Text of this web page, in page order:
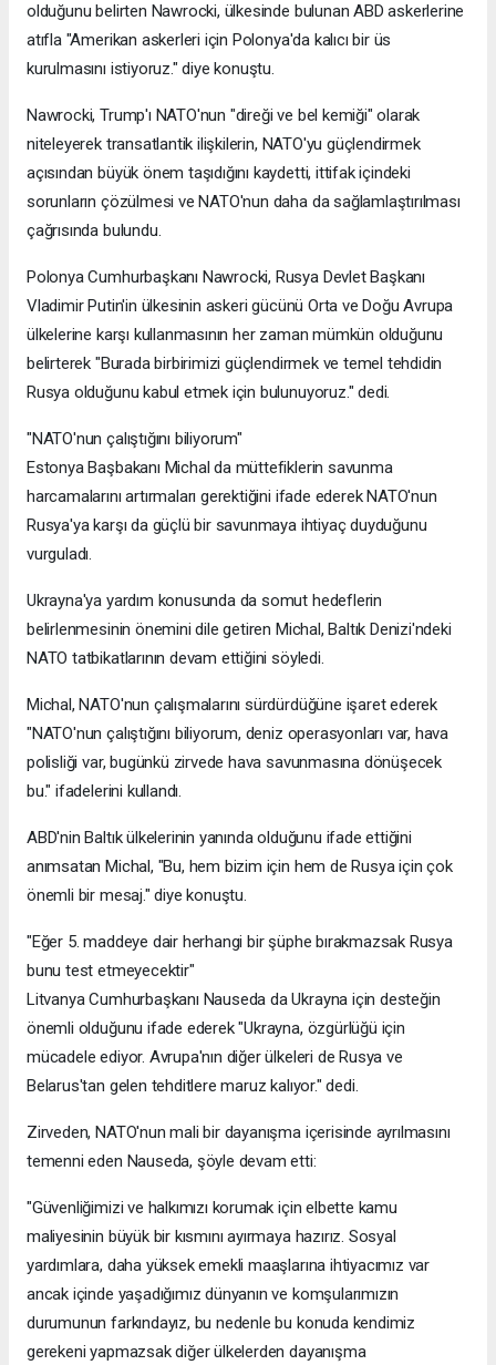
olduğunu belirten Nawrocki, ülkesinde bulunan ABD askerlerine
atıfla "Amerikan askerleri için Polonya'da kalıcı bir üs
kurulmasını istiyoruz." diye konuştu.
Nawrocki, Trump'ı NATO'nun "direği ve bel kemiği" olarak
niteleyerek transatlantik ilişkilerin, NATO'yu güçlendirmek
açısından büyük önem taşıdığını kaydetti, ittifak içindeki
sorunların çözülmesi ve NATO'nun daha da sağlamlaştırılması
çağrısında bulundu.
Polonya Cumhurbaşkanı Nawrocki, Rusya Devlet Başkanı
Vladimir Putin'in ülkesinin askeri gücünü Orta ve Doğu Avrupa
ülkelerine karşı kullanmasının her zaman mümkün olduğunu
belirterek "Burada birbirimizi güçlendirmek ve temel tehdidin
Rusya olduğunu kabul etmek için bulunuyoruz." dedi.
"NATO'nun çalıştığını biliyorum"
Estonya Başbakanı Michal da müttefiklerin savunma
harcamalarını artırmaları gerektiğini ifade ederek NATO'nun
Rusya'ya karşı da güçlü bir savunmaya ihtiyaç duyduğunu
vurguladı.
Ukrayna'ya yardım konusunda da somut hedeflerin
belirlenmesinin önemini dile getiren Michal, Baltık Denizi'ndeki
NATO tatbikatlarının devam ettiğini söyledi.
Michal, NATO'nun çalışmalarını sürdürdüğüne işaret ederek
"NATO'nun çalıştığını biliyorum, deniz operasyonları var, hava
polisliği var, bugünkü zirvede hava savunmasına dönüşecek
bu." ifadelerini kullandı.
ABD'nin Baltık ülkelerinin yanında olduğunu ifade ettiğini
anımsatan Michal, "Bu, hem bizim için hem de Rusya için çok
önemli bir mesaj." diye konuştu.
"Eğer 5. maddeye dair herhangi bir şüphe bırakmazsak Rusya
bunu test etmeyecektir"
Litvanya Cumhurbaşkanı Nauseda da Ukrayna için desteğin
önemli olduğunu ifade ederek "Ukrayna, özgürlüğü için
mücadele ediyor. Avrupa'nın diğer ülkeleri de Rusya ve
Belarus'tan gelen tehditlere maruz kalıyor." dedi.
Zirveden, NATO'nun mali bir dayanışma içerisinde ayrılmasını
temenni eden Nauseda, şöyle devam etti:
"Güvenliğimizi ve halkımızı korumak için elbette kamu
maliyesinin büyük bir kısmını ayırmaya hazırız. Sosyal
yardımlara, daha yüksek emekli maaşlarına ihtiyacımız var
ancak içinde yaşadığımız dünyanın ve komşularımızın
durumunun farkındayız, bu nedenle bu konuda kendimiz
gerekeni yapmazsak diğer ülkelerden dayanışma